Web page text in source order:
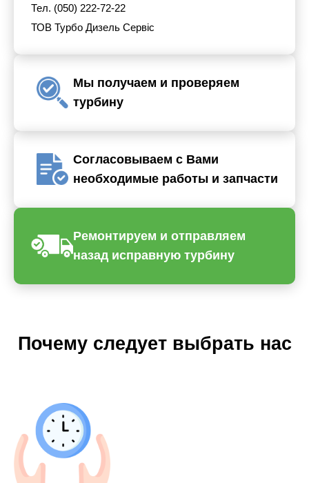
Тел. (050) 222-72-22
ТОВ Турбо Дизель Сервіс
Мы получаем и проверяем
турбину
Согласовываем с Вами
необходимые работы и запчасти
Ремонтируем и отправляем
назад исправную турбину
Почему следует выбрать нас